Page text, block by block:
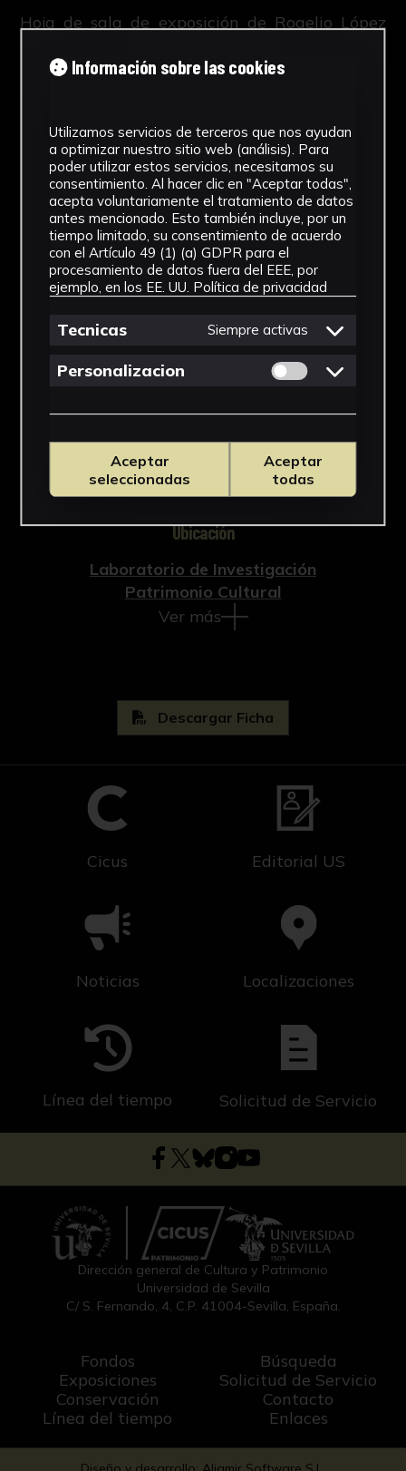
Hoja de sala de exposición de Rogelio López
Reina Sofía
NºCatálogo
FGD-05-0XX-106
Tipología
Documento
Impresión
Papel
Ubicación
Laboratorio de Investigación
Patrimonio Cultural
Ver más
Descargar Ficha
Cicus Editorial US
Noticias Localizaciones
Línea del tiempo Solicitud de Servicio
Dirección general de Cultura y Patrimonio
Universidad de Sevilla
C/ S. Fernando, 4, C.P. 41004-Sevilla, España.
Fondos
Exposiciones
Conservación
Línea del tiempo
Búsqueda
Solicitud de Servicio
Contacto
Enlaces
Información sobre las cookies
Utilizamos servicios de terceros que nos ayudan
a optimizar nuestro sitio web (análisis). Para
poder utilizar estos servicios, necesitamos su
consentimiento. Al hacer clic en "Aceptar todas",
acepta voluntariamente el tratamiento de datos
antes mencionado. Esto también incluye, por un
tiempo limitado, su consentimiento de acuerdo
con el Artículo 49 (1) (a) GDPR para el
procesamiento de datos fuera del EEE, por
ejemplo, en los EE. UU. Política de privacidad
Tecnicas Siempre activas
Personalizacion Permitir cookies
Aceptar
seleccionadas
Aceptar
todas